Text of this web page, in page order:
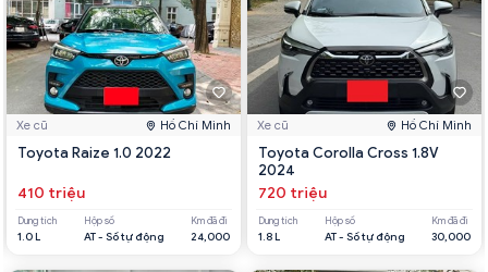
Xe cũ Hồ Chí Minh
Toyota Raize 1.0 2022
410 triệu
Dung tích
1.0 L
Hộp số
AT - Số tự động
Km đã đi
24,000
Xe cũ Hồ Chí Minh
Toyota Corolla Cross 1.8V
2024
720 triệu
Dung tích
1.8 L
Hộp số
AT - Số tự động
Km đã đi
30,000